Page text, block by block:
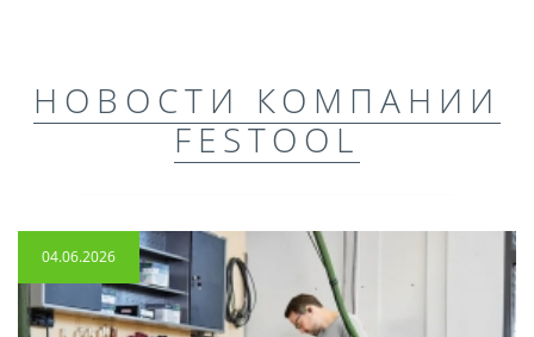
НОВОСТИ КОМПАНИИ
FESTOOL
04.06.2026